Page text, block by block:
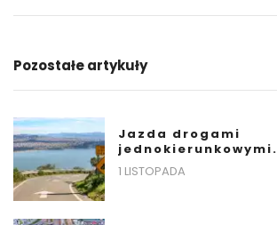
Pozostałe artykuły
Jazda drogami
jednokierunkowymi.
1 LISTOPADA